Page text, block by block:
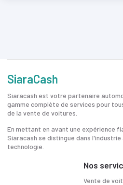
SiaraCash
Siaracash est votre partenaire
gamme complète de services pour
de la vente de voitures.
En mettant en avant une expérience
Siaracash se distingue dans
technologie.
Nos
Vente de